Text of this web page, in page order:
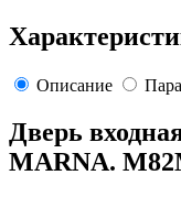
Описание
Дверь
MARNA.